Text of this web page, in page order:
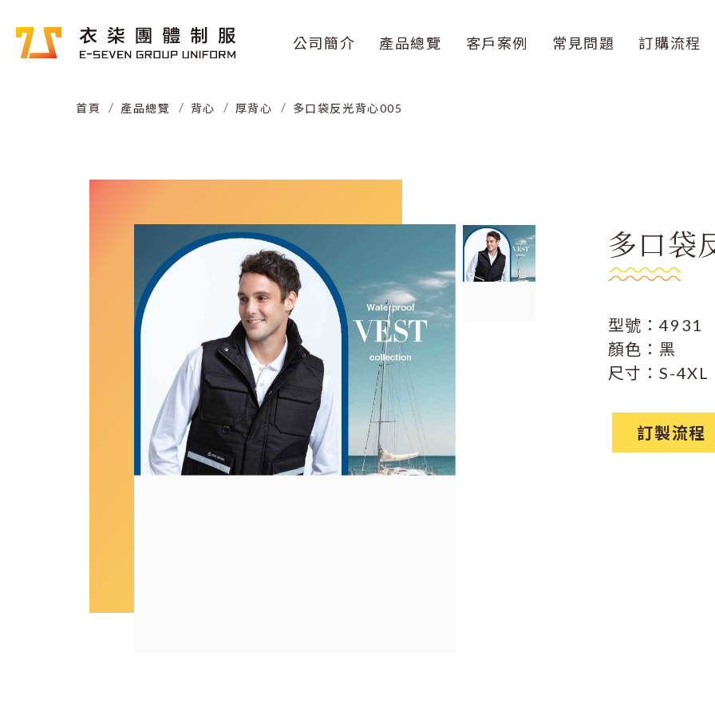
公司簡介 產品總覽 客戶案例 常見問題 訂購流程
首頁 產品總覽 背心 厚背心 多口袋反光背心005
多口袋
型號：4931
顏色：黑
尺寸：S-4XL
訂製流程